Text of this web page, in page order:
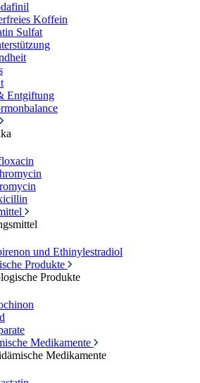
Koffein
Sulfat
Entgiftung
und Ethinylestradiol
Produkte
Produkte
Medikamente
Medikamente